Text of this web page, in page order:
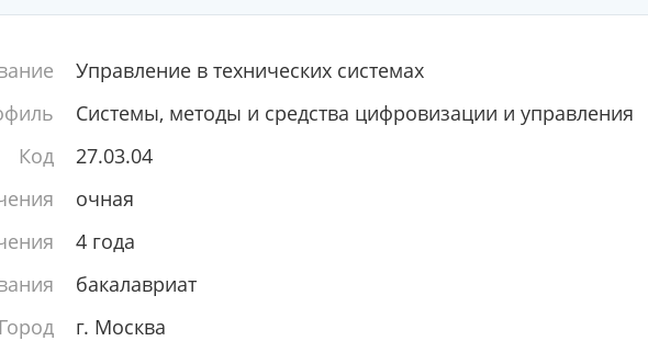
Управление в технических системах
Системы, методы и средства цифровизации и управления
Код
27.03.04
очная
4 года
бакалавриат
г. Москва